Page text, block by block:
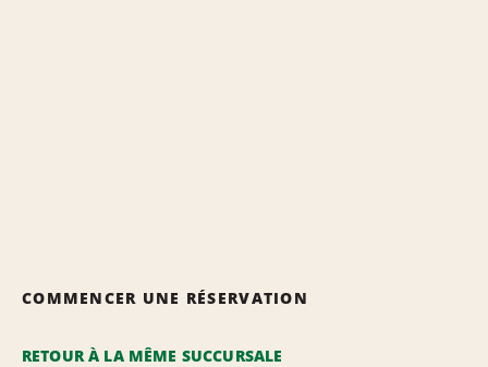
COMMENCER UNE RÉSERVATION
RETOUR À LA MÊME SUCCURSALE